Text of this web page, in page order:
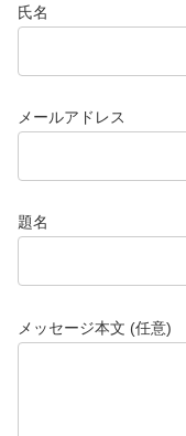
氏名
メールアドレス
題名
メッセージ本文 (任意)